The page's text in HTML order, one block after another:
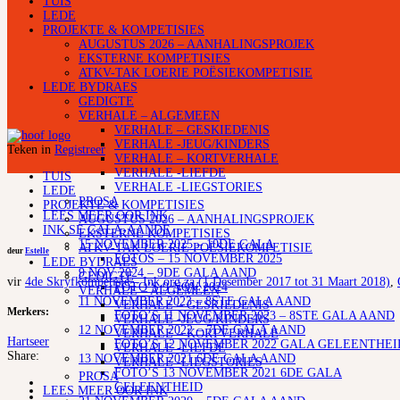
LEDE
PROJEKTE & KOMPETISIES
AUGUSTUS 2026 – AANHALINGSPROJEK
EKSTERNE KOMPETISIES
ATKV-TAK LOERIE POËSIEKOMPETISIE
LEDE BYDRAES
GEDIGTE
VERHALE – ALGEMEEN
VERHALE – GESKIEDENIS
VERHALE -JEUG/KINDERS
VERHALE – KORTVERHALE
VERHALE -LIEFDE
VERHALE -LIEGSTORIES
PROSA
LEES MEER OOR INK
INK SE GALA-AANDE
15 NOVEMBER 2025 – 10DE GALA
FOTOS – 15 NOVEMBER 2025
9 NOV 2024 – 9DE GALA AAND
FOTO’S 9 NOV 2024
11 NOVEMBER 2023 – 8STE GALA AAND
FOTO’S 11 NOVEMBER 2023 – 8STE GALA AAND
12 NOVEMBER 2022 – 7DE GALA AAND
FOTO’S 12 NOVEMBER 2022 GALA
13 NOVEMBER 2021 6DE GALA AAND
FOTO’S 13 NOVEMBER 2021 6DE GALA
GELEENTHEID
Teken in Registreer
TUIS
LEDE
PROJEKTE & KOMPETISIES
AUGUSTUS 2026 – AANHALINGSPROJEK
EKSTERNE KOMPETISIES
ATKV-TAK LOERIE POËSIEKOMPETISIE
LEDE BYDRAES
GEDIGTE
VERHALE – ALGEMEEN
VERHALE – GESKIEDENIS
VERHALE -JEUG/KINDERS
VERHALE – KORTVERHALE
VERHALE -LIEFDE
VERHALE -LIEGSTORIES
PROSA
LEES MEER OOR INK
deur Estelle
vir 4de Skryfkompetisie – Ink.org.za (1 Desember 2017 tot 31 Maart 2018)
Merkers:
Hartseer
Share: